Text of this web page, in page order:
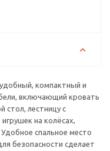
компактный и
включающий кровать
лестницу с
на колёсах,
спальное место
безопасности сделает